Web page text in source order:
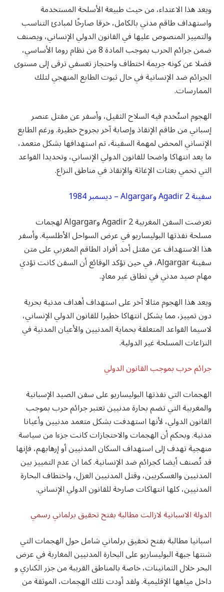
ويعد هذا الاعتداء، من حيث طبيعة الأسلحة المستخدمة
واستهداف طاقم مدني بالكامل، خرقا صارخًا لمبادئ التناسب
والتمييز المنصوص عليها في القانون الدولي الإنساني، ويصنف
ضمن جرائم الحرب بموجب المادة 8 من نظام روما الأساسي،
فضلا عن كونه جريمة اختطاف واحتجاز تعسفي ترقى إلى مستوى
الجرائم ضد الإنسانية في حال ثبوت الطابع المنهجي لتلك
الممارسات.
الهجوم استُخدم فيه السلاح الثقيل، وأسفر عن مقتل عنصر
إسباني من طاقم الإنقاذ وإصابة آخر بجروح خطيرة. ورغم الطابع
الإنساني المحض لمهمة السفينة، تم استهدافها بشكل متعمد،
ما يعد انتهاكا واضحا للقانون الدولي الإنساني، وتحديدا القواعد
التي تحمي بعثات الإغاثة والإنقاذ في مناطق النزاع.
سفينة Agadir 2 وAlgargar – ديسمبر 1984
تعرضت السفن المغربية Agadir 2 وAlgargar لهجمات
مسلحة نفذتها البوليساريو في عرض السواحل الأطلسية. وأسفر
هذا الاستهداف عن مقتل أحد أفراد الطاقم المغربي على متن
سفينة Algargar، في حين تؤكد الوقائع أن السفن كانت تؤدي
مهام صيد مدني في نطاق غير معادٍ.
ويعد هذا الهجوم مثالا آخر على استهداف أهداف مدنية بحرية
دون تمييز، مما يشكل انتهاكا خطيرا للقانون الدولي الإنساني،
لاسيما القواعد المتعلقة بحماية المدنيين والأعيان المدنية في
النزاعات المسلحة غير الدولية.
جرائم حرب بموجب القانون الدولي
الهجمات التي نفذتها البوليساريو على سفن الصيد الإسبانية
والمغربية التي تضم بحارة مدنيين تعتبر جرائم حرب بموجب
القانون الدولي، لأنها استهدفت بشكل متعمد مدنيين وأعيانا
مدنية. وبحكم أن الهجمات والاحتجازات كانت جزءا من سياسة
منهجية تهدف إلى استهداف السكان المدنيين أو إرهابهم، فإنها
قد تُصنف أيضا كجرائم ضد الإنسانية. كما ان عدم التمييز بين
المدنيين والعسكريين، وقتل المدنيين العزل، واختطاف البحارة
المدنيين، كلها انتهاكات صارخة للقانون الدولي الإنساني.
الدولة الاسبانية لازالت مطالبة بفتح تحقيق برلماني رسمي
اسبانيا مطالبة بفتح تحقيق برلماني شامل حول الهجمات التي
شنتها جبهة البوليساريو على البحارة المدنيين المغاربة في عرض
البحر خلال الثمانينات، خاصة بالمناطق القريبة من جزر الكناري و
داخل مياهها الإقليمية. ولقد أودت تلك الهجمات، الموثقة من